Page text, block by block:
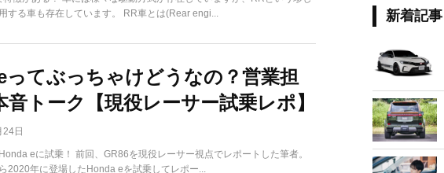
する車も存在しています。 RR車とは(Rear engi...
ってぶっちゃけどうなの？営業担
音トーク【現役レーサー試乗レポ】
24日
eに試乗！ 前回、GR86を現役レーサー視点でレポートした筆者。
2020年に登場したHonda eを試乗してレポー...
新着記事